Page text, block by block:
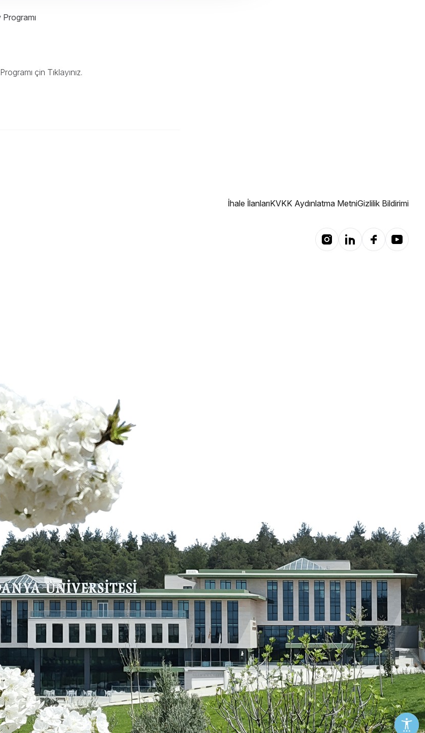
Programı
çin Tıklayınız.
İhale İlanlarıKVKK Aydınlatma MetniGizlilik Bildirimi